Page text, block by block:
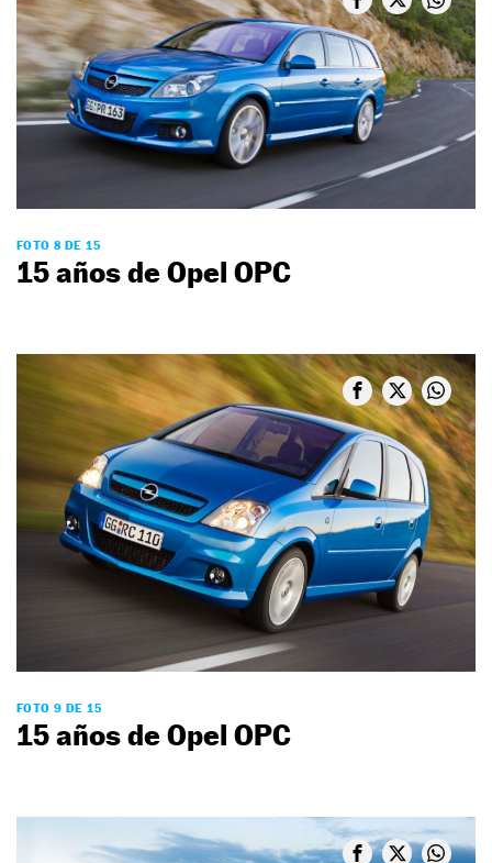
FOTO 8 DE 15
15 años de Opel OPC
FOTO 9 DE 15
15 años de Opel OPC